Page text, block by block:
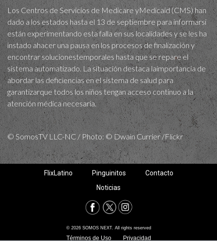
Los Centros de Servicios de Medicare yMedicaid (CMS) han
dado a los estados hasta el 13 de septiembre para informarsi
están experimentando esta falla en sus localidades y se les ha
instado ahacer una pausa en los procesos de finalización y
encontrar solucionestemporales hasta que se repare el
sistema automatizado. La situación destaca laimportancia de
abordar las deficiencias en el sistema de salud para
garantizarque todos los niños tengan acceso continuo a la
atención médica necesaria.
© SomosTV LLC-NC / Photo: © Dwain Currier /Flickr
FlixLatino Pinguinitos
Contacto
Noticias
© 2026 SOMOS NEXT. All rights reserved
Términos de Uso Privacidad